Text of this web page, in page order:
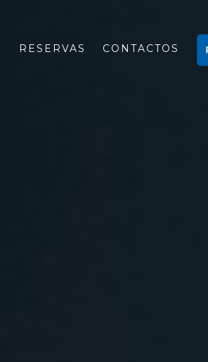
RESERVAS CONTACTOS